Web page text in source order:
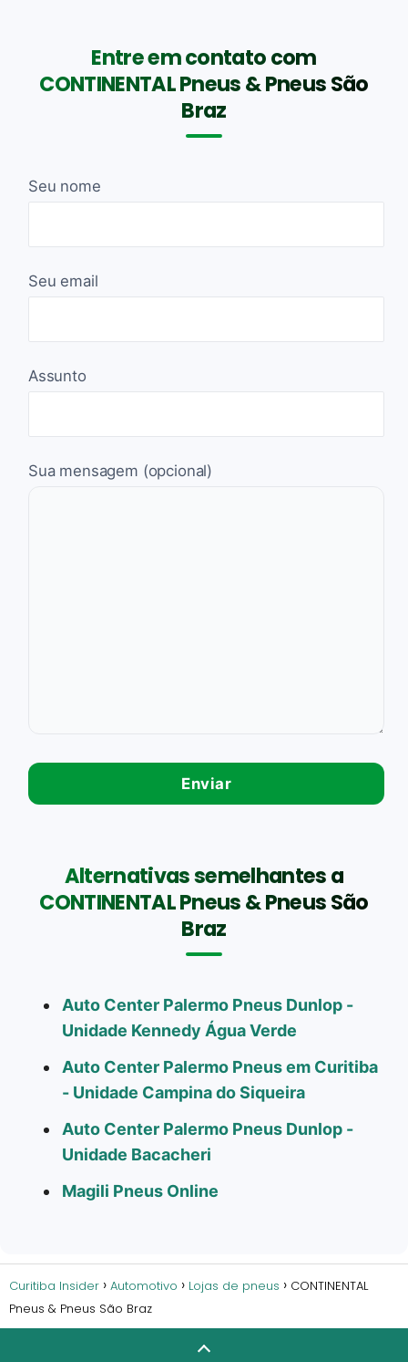
Entre em contato com
CONTINENTAL Pneus & Pneus São
Braz
Seu nome
Seu email
Assunto
Sua mensagem (opcional)
Alternativas semelhantes a
CONTINENTAL Pneus & Pneus São
Braz
Auto Center Palermo Pneus Dunlop -
Unidade Kennedy Água Verde
Auto Center Palermo Pneus em Curitiba
- Unidade Campina do Siqueira
Auto Center Palermo Pneus Dunlop -
Unidade Bacacheri
Magili Pneus Online
Curitiba Insider Automotivo Lojas de pneus
CONTINENTAL
Pneus & Pneus São Braz